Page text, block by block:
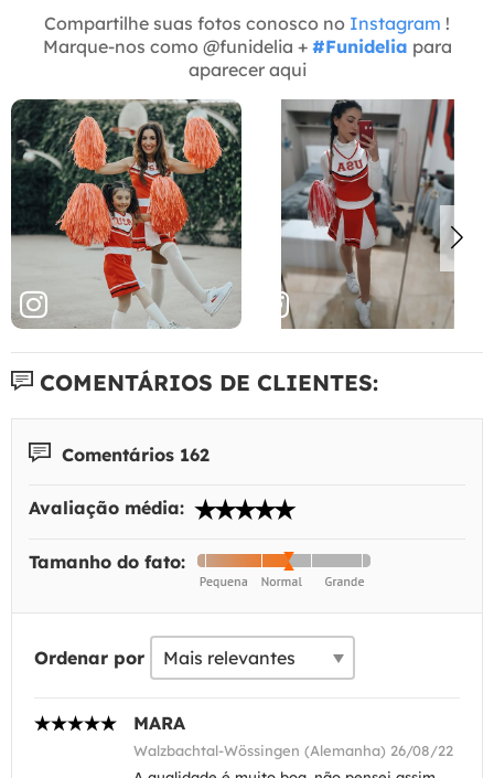
Compartilhe suas fotos conosco no Instagram !
Marque-nos como @funidelia + #Funidelia para
aparecer aqui
COMENTÁRIOS DE CLIENTES:
Comentários 162
Avaliação média:
Tamanho do fato:
Ordenar por
MARA
Walzbachtal-Wössingen (Alemanha) 26/08/22